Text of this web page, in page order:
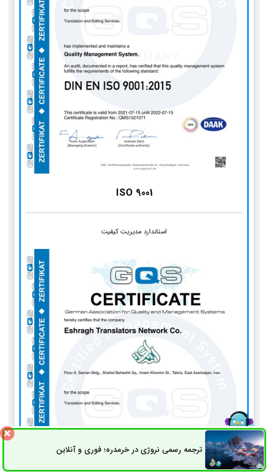
ISO 9001
استاندارد مدیریت کیفیت
ترجمه رسمی نروژی در خرمدره؛ فوری و آنلاینثبت سفارش راه های ارتباطی